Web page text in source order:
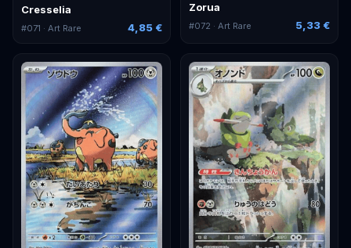
Cresselia
#071 · Art Rare 4,85 €
Zorua
#072 · Art Rare 5,33 €